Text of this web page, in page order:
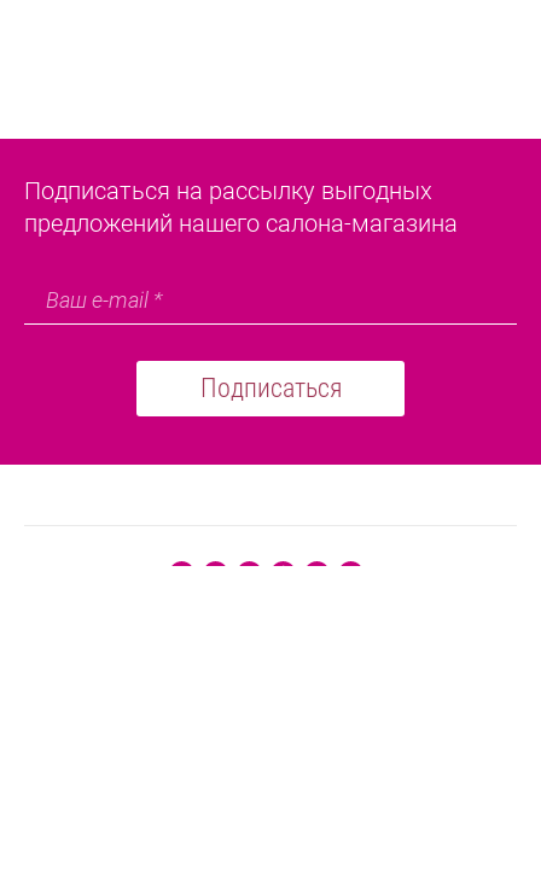
Подписаться на рассылку выгодных
предложений нашего салона-магазина
Подписаться